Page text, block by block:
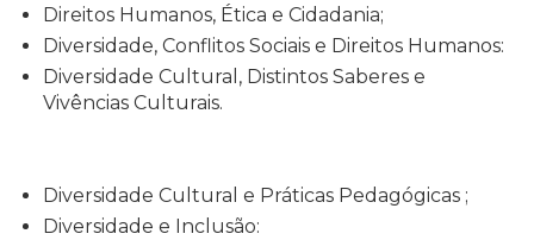
Direitos Humanos, Ética e Cidadania;
Diversidade, Conflitos Sociais e Direitos Humanos:
Diversidade Cultural, Distintos Saberes e
Vivências Culturais.
Diversidade Cultural e Práticas Pedagógicas ;
Diversidade e Inclusão: